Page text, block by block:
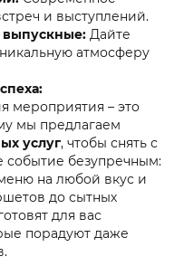
и выступлений.
выпускные: Дайте
атмосферу
мероприятия – это
мы предлагаем
услуг, чтобы снять с
событие безупречным:
на любой вкус и
до сытных
для вас
порадуют даже